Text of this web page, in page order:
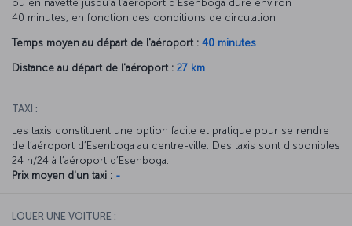
ou en navette jusqu’à l’aéroport d’Esenboga dure environ
40 minutes, en fonction des conditions de circulation.
Temps moyen au départ de l'aéroport : 40 minutes
Distance au départ de l'aéroport : 27 km
TAXI :
Les taxis constituent une option facile et pratique pour se rendre
de l’aéroport d’Esenboga au centre-ville. Des taxis sont disponibles
24 h/24 à l’aéroport d’Esenboga.
Prix moyen d'un taxi : -
LOUER UNE VOITURE :